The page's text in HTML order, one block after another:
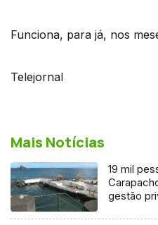
Funciona, para já, nos
Telejornal
Mais Notícias
19 mil
gestão